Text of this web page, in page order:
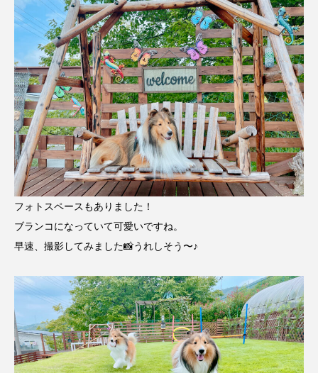
フォトスペースもありました！
ブランコになっていて可愛いですね。
早速、撮影してみました📸うれしそう〜♪